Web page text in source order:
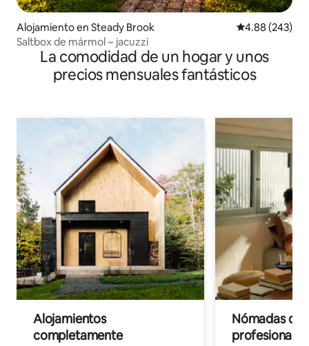
Alojamiento en Steady Brook Calificación
4.88 (243)
Saltbox de mármol ~ jacuzzi
La comodidad de un hogar y unos
precios mensuales fantásticos
Alojamientos
completamente
Nómadas